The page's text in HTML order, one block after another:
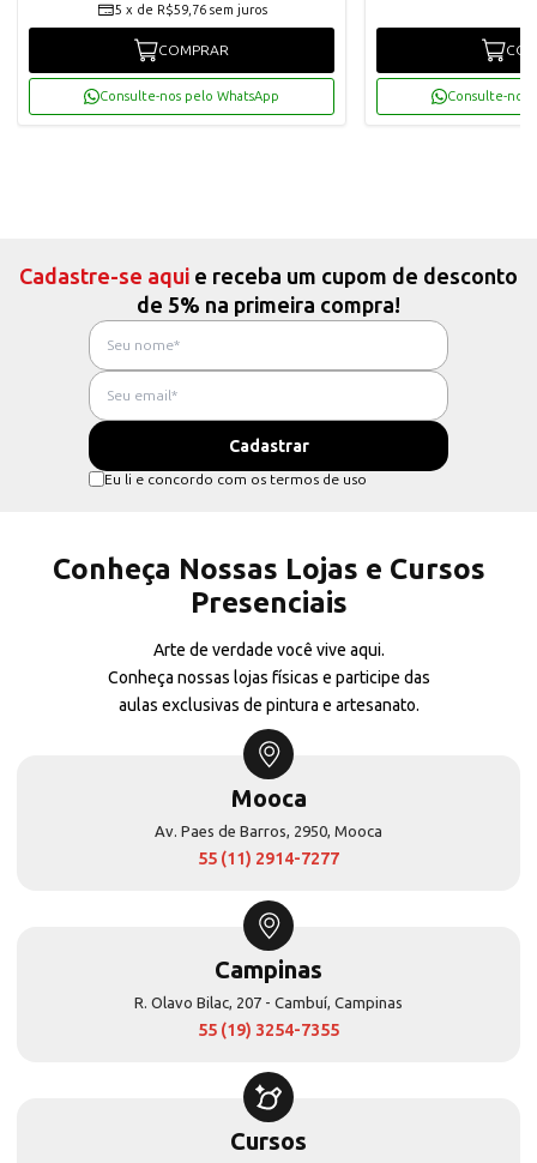
5 x de R$59,76 sem juros
COMPRAR
Consulte-nos pelo WhatsApp Consulte-nos
Cadastre-se aqui e receba um cupom de desconto
de 5% na primeira compra!
Eu li e concordo com os termos de uso
Conheça Nossas Lojas e Cursos
Presenciais
Arte de verdade você vive aqui.
Conheça nossas lojas físicas e participe das
aulas exclusivas de pintura e artesanato.
Mooca
Av. Paes de Barros, 2950, Mooca
55 (11) 2914-7277
Campinas
R. Olavo Bilac, 207 - Cambuí, Campinas
55 (19) 3254-7355
Cursos